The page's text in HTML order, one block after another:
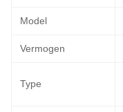
Model
Vermogen
Type